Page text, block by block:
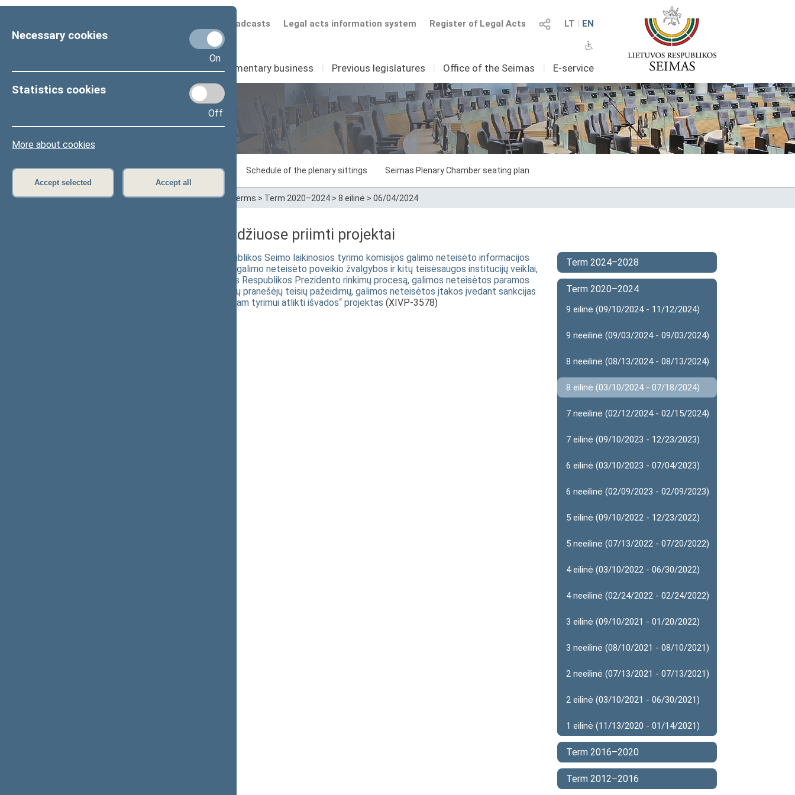
Necessary cookies
On
Statistics cookies
Off
More about cookies
Accept selected Accept all
LT I EN
Register of Legal Acts
Legal acts information system
Scheduled broadcasts
Seimas I Parliamentary business I Previous legislatures I Office of the Seimas I E-service
Sitting in progress Plenary sittings Schedule of the plenary sittings Seimas Plenary Chamber seating plan
Home>Plenary sittings>Parliamentary terms > Term 2020–2024 > 8 eilinė > 06/04/2024
06/04/2024 Seimo posėdžiuose priimti projektai
Seimo nutarimo „Dėl Lietuvos Respublikos Seimo laikinosios tyrimo komisijos galimo neteisėto informacijos
apie asmenis rinkimo ir panaudojimo, galimo neteisėto poveikio žvalgybos ir kitų teisėsaugos institucijų veiklai,
galimo kišimosi į 2019 metų Lietuvos Respublikos Prezidento rinkimų procesą, galimos neteisėtos paramos
šiai rinkimų politinei kampanijai, galimų pranešėjų teisių pažeidimų, galimos neteisėtos įtakos įvedant sankcijas
Baltarusijos Respublikai parlamentiniam tyrimui atlikti išvados“ projektas (XIVP-3578)
Term 2024–2028
Term 2020–2024
9 eilinė (09/10/2024 - 11/12/2024)
9 neeilinė (09/03/2024 - 09/03/2024)
8 neeilinė (08/13/2024 - 08/13/2024)
8 eilinė (03/10/2024 - 07/18/2024)
7 neeilinė (02/12/2024 - 02/15/2024)
7 eilinė (09/10/2023 - 12/23/2023)
6 eilinė (03/10/2023 - 07/04/2023)
6 neeilinė (02/09/2023 - 02/09/2023)
5 eilinė (09/10/2022 - 12/23/2022)
5 neeilinė (07/13/2022 - 07/20/2022)
4 eilinė (03/10/2022 - 06/30/2022)
4 neeilinė (02/24/2022 - 02/24/2022)
3 eilinė (09/10/2021 - 01/20/2022)
3 neeilinė (08/10/2021 - 08/10/2021)
2 neeilinė (07/13/2021 - 07/13/2021)
2 eilinė (03/10/2021 - 06/30/2021)
1 eilinė (11/13/2020 - 01/14/2021)
Term 2016–2020
Term 2012–2016